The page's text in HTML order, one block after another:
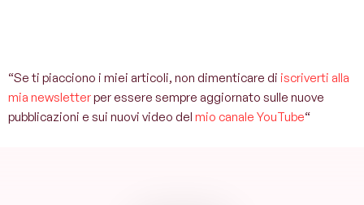
“Se ti piacciono i miei articoli, non dimenticare di iscriverti alla
mia newsletterper essere sempre aggiornato sulle nuove
pubblicazioni e sui nuovi video del mio canale YouTube“